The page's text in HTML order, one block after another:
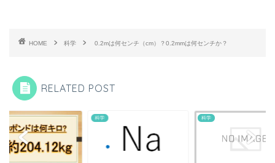
HOME 科学 0.2mは何センチ（cm）？0.2mmは何センチか？
RELATED POST
科学 科学